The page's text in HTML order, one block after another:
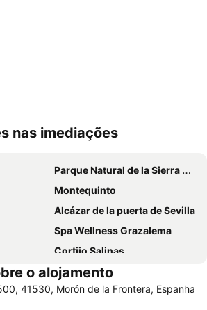
nas imediações
Parque Natural de la Sierra de Grazalema
Montequinto
Alcázar de la puerta de Sevilla
Spa Wellness Grazalema
Cortijo Salinas
o alojamento
41530, Morón de la Frontera, Espanha